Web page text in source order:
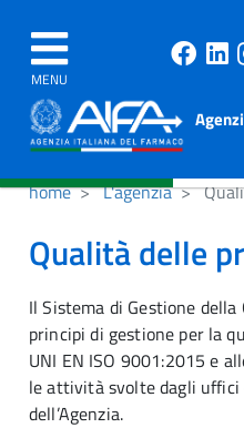
MENU
home L'agenzia
Qualità delle
Il Sistema di Gestione della
principi di gestione per la
UNI EN ISO 9001:2015 e
le attività svolte dagli uffici
dell’Agenzia.